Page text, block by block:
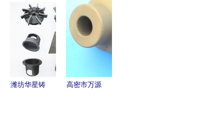
加工厂 机
械设备与配
件的专业制
造专家
管 DN32机
械设备过线
管的可靠选
择
潍坊华星铸
高密市万源